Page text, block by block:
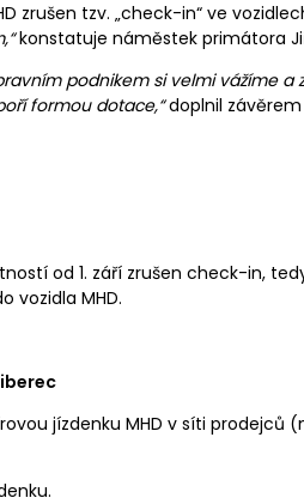
zrušen tzv. „check-in“ ve
konstatuje náměstek primátora
podnikem si velmi vážíme
formou dotace,“doplnil
od 1. září zrušen check-in,
vozidla MHD.
jízdenku MHD v síti prodejců